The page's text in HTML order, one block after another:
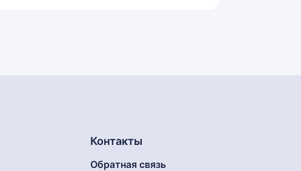
Контакты
Обратная связь